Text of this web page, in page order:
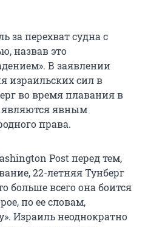
за перехват судна с
назвав это
В заявлении
израильских сил в
во время плавания в
явным
права.
Post перед тем,
22-летняя Тунберг
больше всего она боится
по ее словам,
Израиль неоднократно